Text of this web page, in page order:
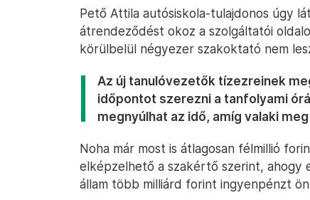
Pető Attila autósiskola-tulajdonos úgy
átrendeződést okoz a szolgáltatói
körülbelül négyezer szakoktató nem
Az új tanulóvezetők tízezreinek
időpontot szerezni a tanfolyami
megnyúlhat az idő, amíg valaki
Noha már most is átlagosan félmillió
elképzelhető a szakértő szerint, ahogy
állam több milliárd forint ingyenpénzt